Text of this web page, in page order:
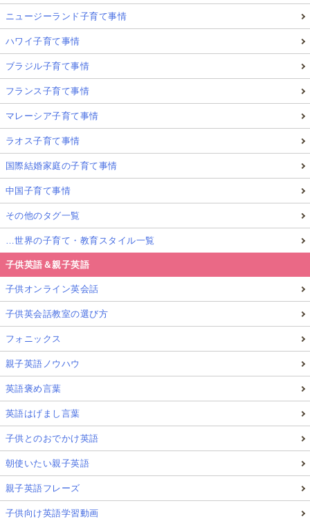
ニュージーランド子育て事情
ハワイ子育て事情
ブラジル子育て事情
フランス子育て事情
マレーシア子育て事情
ラオス子育て事情
国際結婚家庭の子育て事情
中国子育て事情
その他のタグ一覧
…世界の子育て・教育スタイル一覧
子供英語＆親子英語
子供オンライン英会話
子供英会話教室の選び方
フォニックス
親子英語ノウハウ
英語褒め言葉
英語はげまし言葉
子供とのおでかけ英語
朝使いたい親子英語
親子英語フレーズ
子供向け英語学習動画